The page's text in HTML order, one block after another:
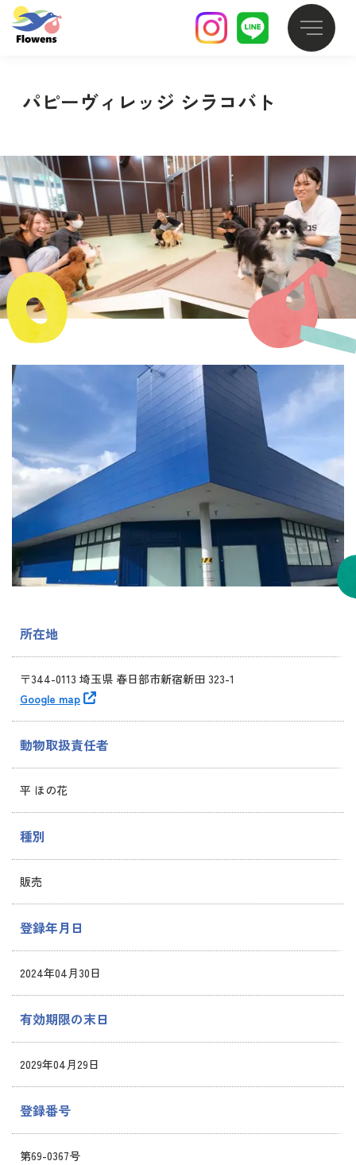
パピーヴィレッジ シラコバト
所在地
〒344-0113 埼玉県 春日部市新宿新田 323-1
Google map
動物取扱責任者
平 ほの花
種別
販売
登録年月日
2024年04月30日
有効期限の末日
2029年04月29日
登録番号
第69-0367号